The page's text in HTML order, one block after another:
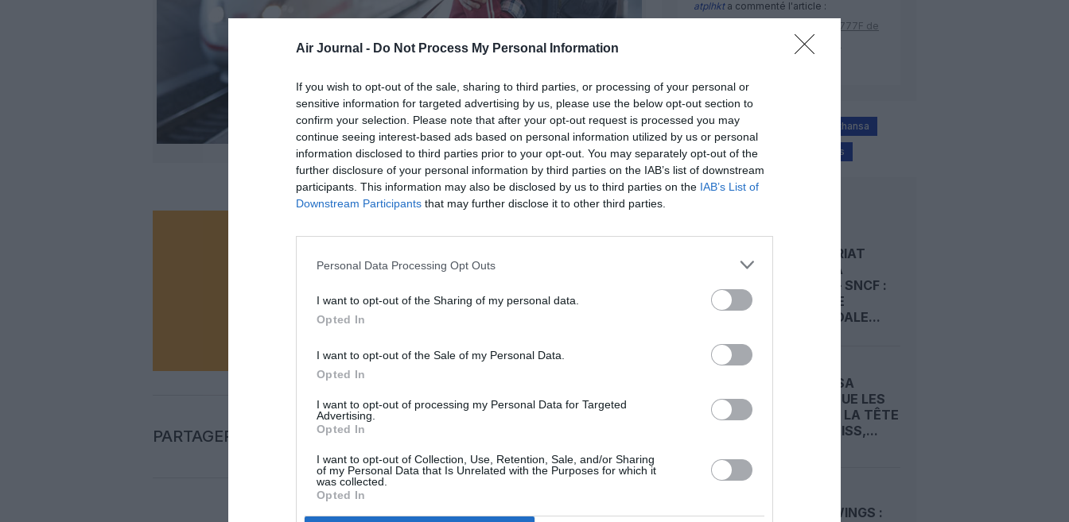
Air Journal - Do Not Process My Personal Information
If you wish to opt-out of the sale, sharing to third parties, or processing of your personal or
sensitive information for targeted advertising by us, please use the below opt-out section to
confirm your selection. Please note that after your opt-out request is processed you may
continue seeing interest-based ads based on personal information utilized by us or personal
information disclosed to third parties prior to your opt-out. You may separately opt-out of the
further disclosure of your personal information by third parties on the IAB’s list of downstream
participants. This information may also be disclosed by us to third parties on the IAB’s List of
Downstream Participants that may further disclose it to other third parties.
Personal Data Processing Opt Outs
I want to opt-out of the Sharing of my personal data.
Opted In
I want to opt-out of the Sale of my Personal Data.
Opted In
I want to opt-out of processing my Personal Data for Targeted
Advertising.
Opted In
I want to opt-out of Collection, Use, Retention, Sale, and/or Sharing
of my Personal Data that Is Unrelated with the Purposes for which it
was collected.
Opted In
©Lufthansa
Soutenez-nous, faites un don !
NOUS SOUTENIR
PARTAGER L'ARTICLE
FacebookTwitterPinterestLinkedInEmail Print
atplhkta commenté l'article :
19 h 23 sans escale : le Boeing 777F de
National Airlines relie l’Écosse à
allemagne lufthansa
réseau intermodal united airlines
PARTENARIAT
MALAYSIA
AIRLINES – SNCF :
UNE OFFRE
INTERMODALE...
LUFTHANSA
REDISTRIBUE LES
CARTES À LA TÊTE
D’EDELWEISS,...
GERMANWINGS :